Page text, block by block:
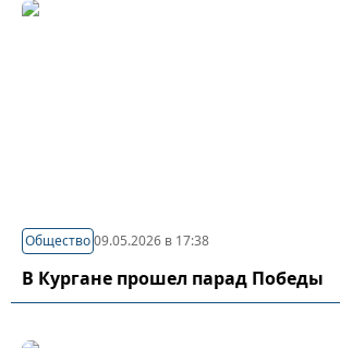
Общество09.05.2026 в 17:38
В Кургане прошел парад Победы